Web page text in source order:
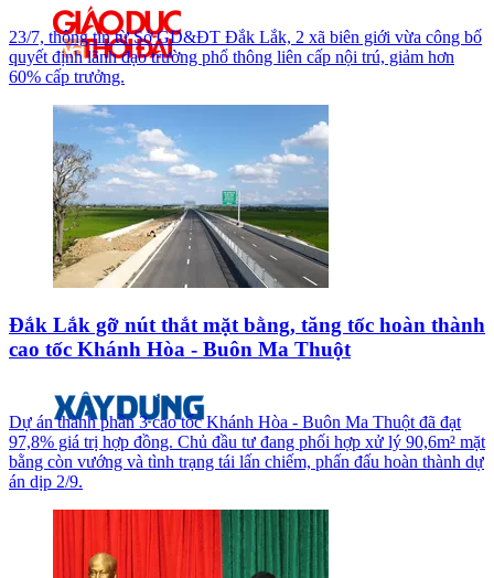
23/7, thông tin từ Sở GD&ĐT Đắk Lắk, 2 xã biên giới vừa công bố
quyết định lãnh đạo trường phổ thông liên cấp nội trú, giảm hơn
60% cấp trưởng.
Đắk Lắk gỡ nút thắt mặt bằng, tăng tốc hoàn thành
cao tốc Khánh Hòa - Buôn Ma Thuột
Dự án thành phần 3 cao tốc Khánh Hòa - Buôn Ma Thuột đã đạt
97,8% giá trị hợp đồng. Chủ đầu tư đang phối hợp xử lý 90,6m² mặt
bằng còn vướng và tình trạng tái lấn chiếm, phấn đấu hoàn thành dự
án dịp 2/9.